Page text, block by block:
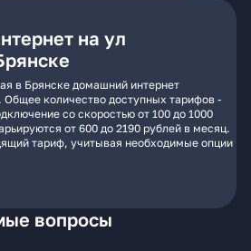
на ул
в Брянске домашний интернет
Общее количество доступных тарифов -
со скоростью от 100 до 1000
от 600 до 2190 рублей в месяц.
тариф, учитывая необходимые опции
вопросы